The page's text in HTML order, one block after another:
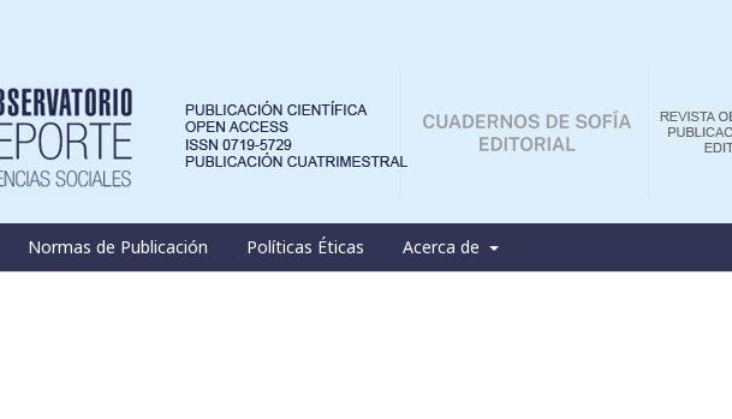
Normas de Publicación Políticas Éticas Acerca de